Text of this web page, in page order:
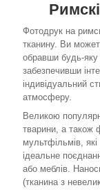
Фотодрук на
тканину. Ви
обравши будь-
забезпечивши
індивідуальний
атмосферу.
Великою
тварини, а також
мультфільмів,
ідеальне
або меблів.
(тканина з